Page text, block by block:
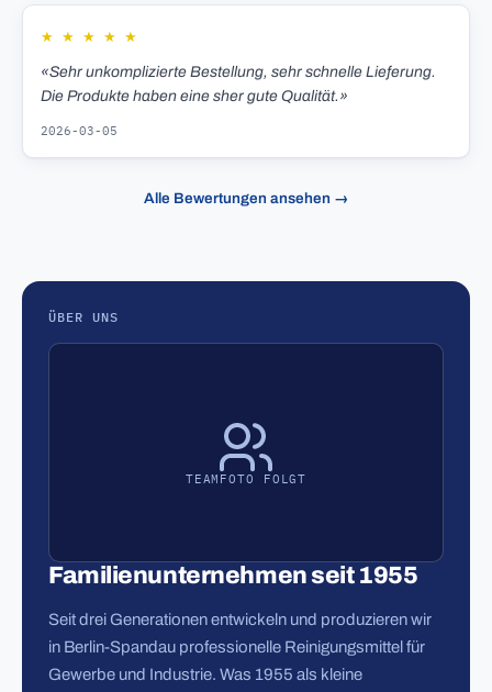
★ ★ ★ ★ ★
«Sehr unkomplizierte Bestellung, sehr schnelle Lieferung.
Die Produkte haben eine sher gute Qualität.»
2026-03-05
Alle Bewertungen ansehen →
ÜBER UNS
TEAMFOTO FOLGT
Familienunternehmen seit 1955
Seit drei Generationen entwickeln und produzieren wir
in Berlin-Spandau professionelle Reinigungsmittel für
Gewerbe und Industrie. Was 1955 als kleine